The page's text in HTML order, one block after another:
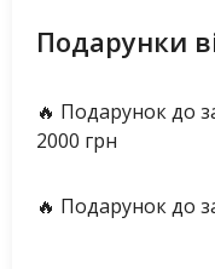
Подарунки
🔥 Подарунок до
2000 грн
🔥 Подарунок до